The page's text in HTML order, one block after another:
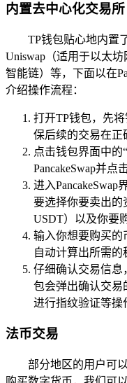
内置去中心化交易所
TP钱包贴心地内置
Uniswap（适用于以太坊
智能链）等，下面以在
介绍操作流程：
打开TP钱包，先
保后续的交易在正
点击钱包界面中的
PancakeSwap并点
进入PancakeSwap
要选择你要卖出的
USDT）以及你要
输入你想要购买的
自动计算出所需的
仔细确认交易信息
包会弹出确认交易
进行指纹验证等操
法币交易
部分地区的用户可